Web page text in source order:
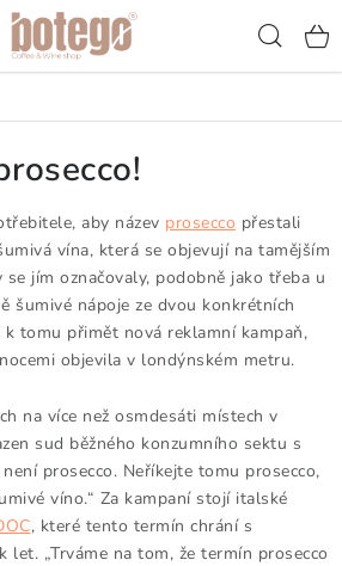
podmínky
aby název prosecco přestali
vína, která se objevují na tamějším
jím označovaly, podobně jako třeba u
šumivé nápoje ze dvou konkrétních
tomu přimět nová reklamní kampaň,
objevila v londýnském metru.
na více než osmdesáti místech v
sud běžného konzumního sektu s
prosecco. Neříkejte tomu prosecco,
víno.“ Za kampaní stojí italské
, které tento termín chrání s
let. „Trváme na tom, že termín prosecco